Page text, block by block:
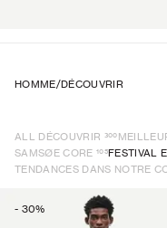
HOMME/DÉCOUVRIR
ALL DÉCOUVRIR 300
SAMSØE CORE 105FESTIVAL
TENDANCES DANS NOTRE
- 30%